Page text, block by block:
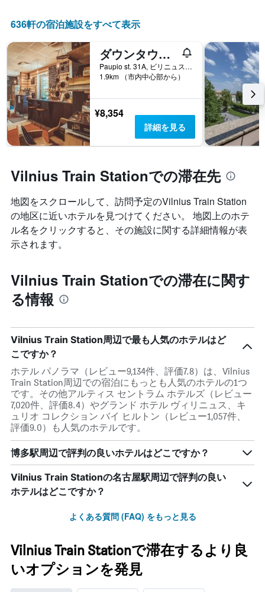
636​軒の宿泊施設をすべて表示
ダウンタウン フォレスト ホステル ＆ キャンピング
Paupio st. 31A, ビリニュス, リトアニア
1.9km （市内中心部から）
¥8,354
詳細を見る
Vilnius Train Stationでの滞在先
地図をスクロールして、訪問予定のVilnius Train Station​
の地区に近いホテルを見つけてください。 地図上のホテ
ル名をクリックすると、その施設に関する詳細情報が表
示されます。
Vilnius Train Stationでの滞在に関す
る情報
Vilnius Train Station周辺で最も人気のホテルはど
こですか？
ホテル パノラマ（レビュー9,134件、評価7.8）は、Vilnius
Train Station周辺での宿泊にもっとも人気のホテルの1つ
です。その他アルティス セントラム ホテルズ（レビュー
7,020件、評価8.4）やグランド ホテル ヴィリニュス、キ
ュリオ コレクション バイ ヒルトン（レビュー1,057件、
評価9.0）も人気のホテルです。
博多駅周辺で評判の良いホテルはどこですか？
Vilnius Train Stationの名古屋駅周辺で評判の良い
ホテルはどこですか？
よくある質問 (FAQ) をもっと見る
Vilnius Train Stationで滞在するより良
いオプションを発見